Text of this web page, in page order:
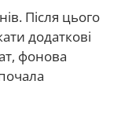
Після цього
додаткові
фонова